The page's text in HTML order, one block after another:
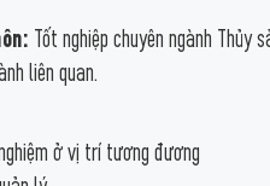
Tốt nghiệp chuyên ngành Thủy
liên quan.
ở vị trí tương đương